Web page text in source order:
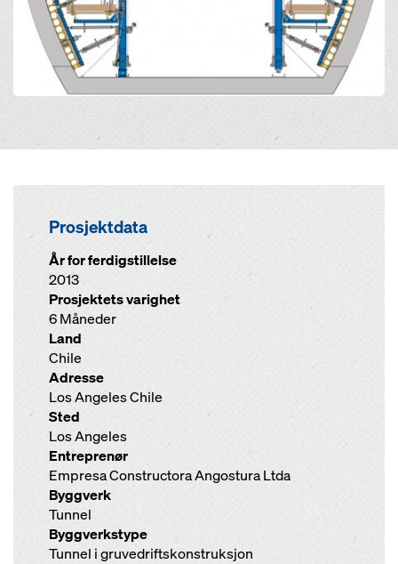
Prosjektdata
År for ferdigstillelse
2013
Prosjektets varighet
6 Måneder
Land
Chile
Adresse
Los Angeles Chile
Sted
Los Angeles
Entreprenør
Empresa Constructora Angostura Ltda
Byggverk
Tunnel
Byggverkstype
Tunnel i gruvedriftskonstruksjon